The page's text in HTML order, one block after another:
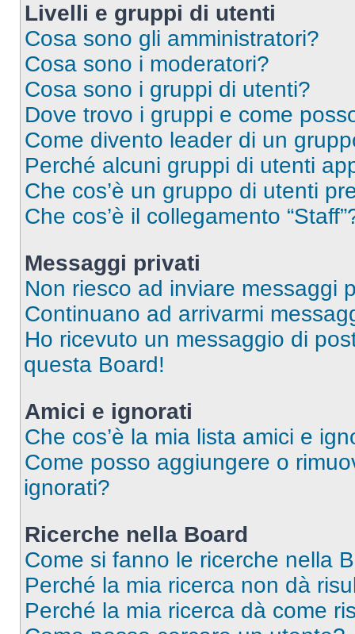
Livelli e gruppi di utenti
Cosa sono gli amministratori?
Cosa sono i moderatori?
Cosa sono i gruppi di utenti?
Dove trovo i gruppi e come
Come divento leader di un
Perché alcuni gruppi di utenti
Che cos’è un gruppo di utenti
Che cos’è il collegamento
Messaggi privati
Non riesco ad inviare messaggi
Continuano ad arrivarmi
Ho ricevuto un messaggio di
questa Board!
Amici e ignorati
Che cos’è la mia lista amici e
Come posso aggiungere o
ignorati?
Ricerche nella Board
Come si fanno le ricerche nella
Perché la mia ricerca non dà
Perché la mia ricerca dà come